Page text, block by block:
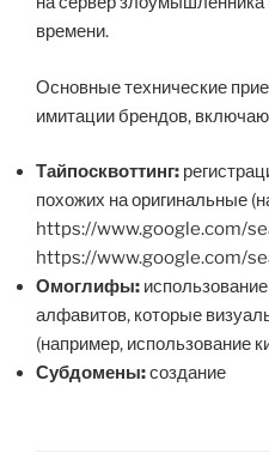
времени.
Основные технические
имитации брендов,
Тайпосквоттинг:
похожих на оригинальные
https://www.google.com/
https://www.google.com/
Омоглифы:
алфавитов, которые
(например, использование
Субдомены:создание